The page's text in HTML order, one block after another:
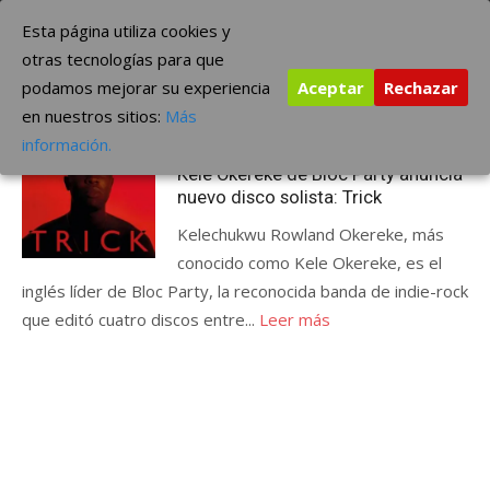
contenido
The Borderline Music
Etiqueta:Trick
Kele Okereke de Bloc Party anuncia
nuevo disco solista: Trick
Kelechukwu Rowland Okereke, más
conocido como Kele Okereke, es el
inglés líder de Bloc Party, la reconocida banda de indie-rock
que editó cuatro discos entre... Leer más
Esta página utiliza cookies y
otras tecnologías para que
podamos mejorar su experiencia
en nuestros sitios: Más
información.
Aceptar Rechazar